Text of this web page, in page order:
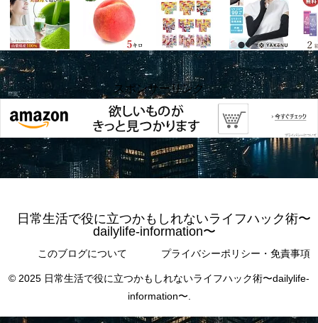
スポンサーリンク
日常生活で役に立つかもしれないライフハック術〜
dailylife-information〜
このブログについて プライバシーポリシー・免責事項
© 2025 日常生活で役に立つかもしれないライフハック術〜dailylife-
information〜.